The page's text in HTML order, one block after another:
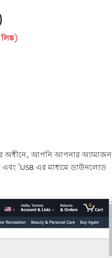
অধীনে, আপনি আপনার অ্যামাজন
এবং "USB এর মাধ্যমে ডাউনলোড